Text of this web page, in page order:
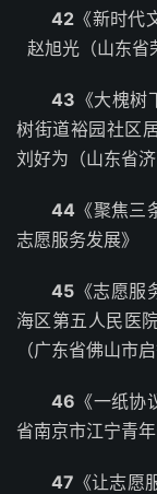
42 《新时代
赵旭光（山东省
43 《大槐
树街道裕园社区
刘好为（山东省
44 《聚焦
志愿服务发展》
45 《志愿
海区第五人民医
（广东省佛山市
46 《一纸
省南京市江宁青
47 《让志